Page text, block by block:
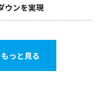
ウンを実現
っと見る